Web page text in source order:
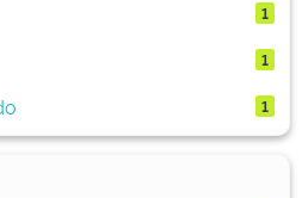
1
1
1